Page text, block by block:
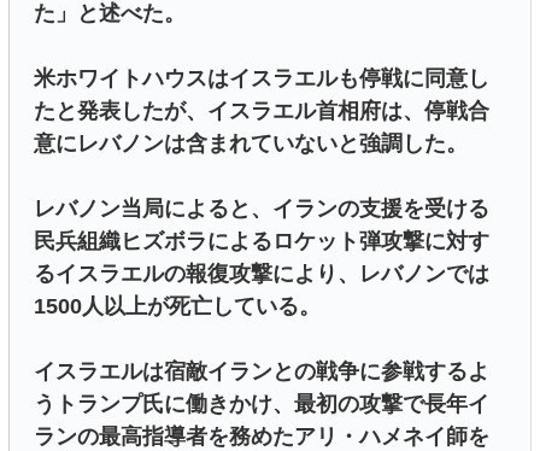
た」と述べた。
米ホワイトハウスはイスラエルも停戦に同意し
たと発表したが、イスラエル首相府は、停戦合
意にレバノンは含まれていないと強調した。
レバノン当局によると、イランの支援を受ける
民兵組織ヒズボラによるロケット弾攻撃に対す
るイスラエルの報復攻撃により、レバノンでは
1500人以上が死亡している。
イスラエルは宿敵イランとの戦争に参戦するよ
うトランプ氏に働きかけ、最初の攻撃で長年イ
ランの最高指導者を務めたアリ・ハメネイ師を